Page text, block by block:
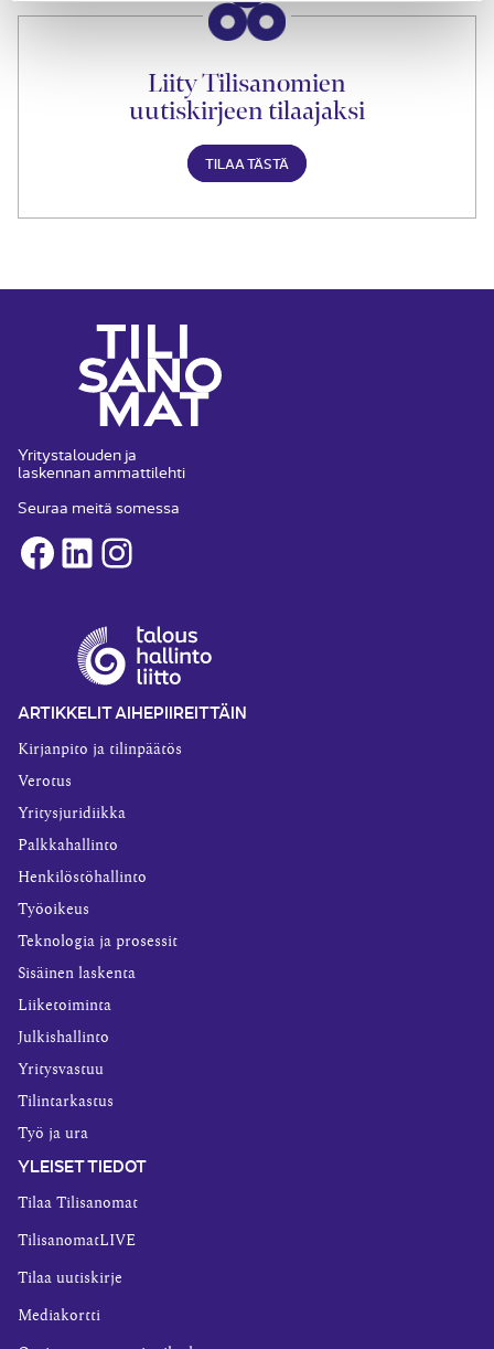
Liity Tilisanomien
uutiskirjeen tilaajaksi
TILAA TÄSTÄ
Yritystalouden ja
laskennan ammattilehti
Seuraa meitä somessa
Facebook
LinkedInInstagram
ARTIKKELIT AIHEPIIREITTÄIN
Kirjanpito ja tilinpäätös
Verotus
Yritysjuridiikka
Palkkahallinto
Henkilöstöhallinto
Työoikeus
Teknologia ja prosessit
Sisäinen laskenta
Liiketoiminta
Julkishallinto
Yritysvastuu
Tilintarkastus
Työ ja ura
YLEISET TIEDOT
Tilaa Tilisanomat
TilisanomatLIVE
Tilaa uutiskirje
Mediakortti